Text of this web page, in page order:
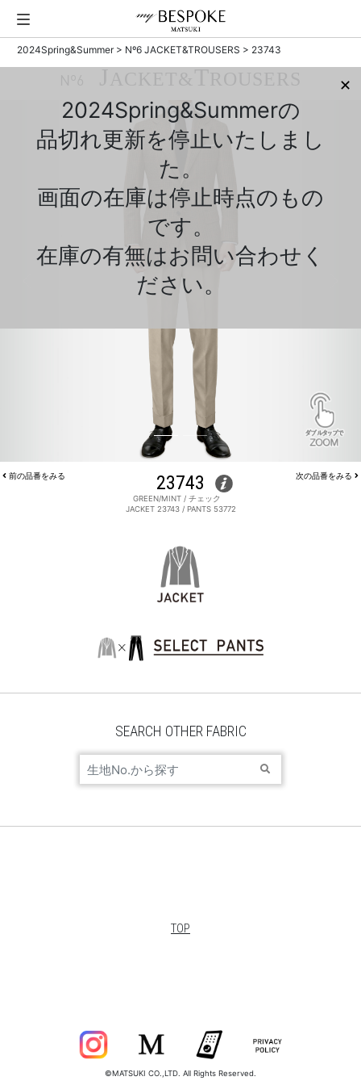
2024Spring&Summer> Nº6 JACKET&TROUSERS > 23743
✕
2024Spring&Summerの
品切れ更新を停止いたしまし
た。
画面の在庫は停止時点のもの
です。
在庫の有無はお問い合わせく
ださい。
前の品番をみる 23743
GREEN/MINT / チェック
JACKET 23743 / PANTS 53772
次の品番をみる
SEARCH OTHER FABRIC
TOP
©MATSUKI CO.,LTD. All Rights Reserved.